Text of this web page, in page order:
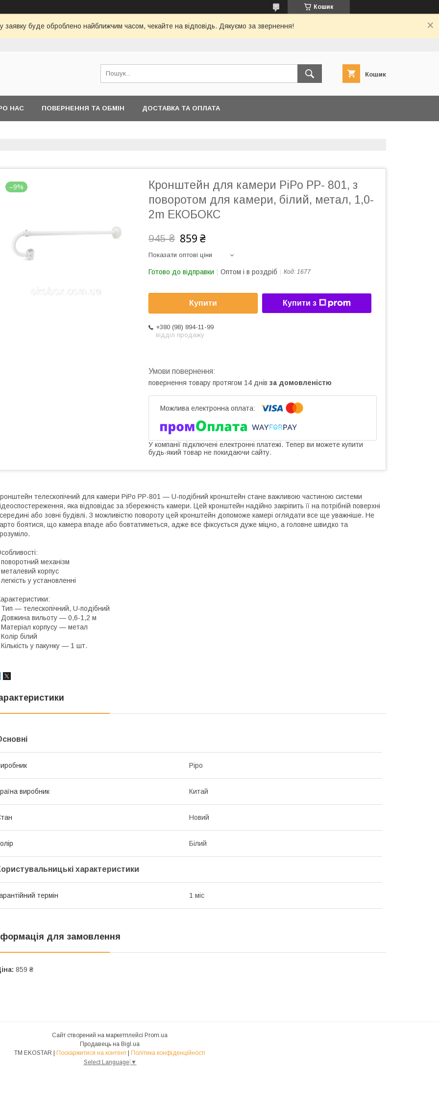
Кошик
заявку буде оброблено найближчим часом, чекайте на відповідь. Дякуємо за звернення!
Кошик
НАС ПОВЕРНЕННЯ ТА ОБМІН ДОСТАВКА ТА ОПЛАТА
–9%
Кронштейн для камери PiPo PP- 801, з
поворотом для камери, білий, метал, 1,0-
2m ЕКОБОКС
945 ₴ 859 ₴
Показати оптові ціни
Готово до відправки Оптом і в роздріб Код: 1677
Купити Купити з
+380 (98) 894-11-99
відділ продажу
повернення товару протягом 14 днів за домовленістю
У компанії підключені електронні платежі. Тепер ви можете купити
будь-який товар не покидаючи сайту.
телескопічний для камери PiPo PP-801 — U-подібний кронштейн стане важливою частиною системи
яка відповідає за збережність камери. Цей кронштейн надійно закріпить її на потрібній поверхні
або зовні будівлі. З можливістю повороту цей кронштейн допоможе камері оглядати все ще уважніше. Не
боятися, що камера впаде або бовтатиметься, адже все фіксується дуже міцно, а головне швидко та
поворотний механізм
металевий корпус
легкість у установленні
Тип — телескопічний, U-подібний
Довжина вильоту — 0,6-1,2 м
Матеріал корпусу — метал
Колір білий
Кількість у пакунку — 1 шт.
Pipo
виробник Китай
Новий
Білий
характеристики
термін 1 міс
для замовлення
859 ₴
Сайт створений на маркетплейсі Prom.ua
Продавець на Bigl.ua
ТМ EKOSTAR | Поскаржитися на контент | Політика конфіденційності
Select Language ▼